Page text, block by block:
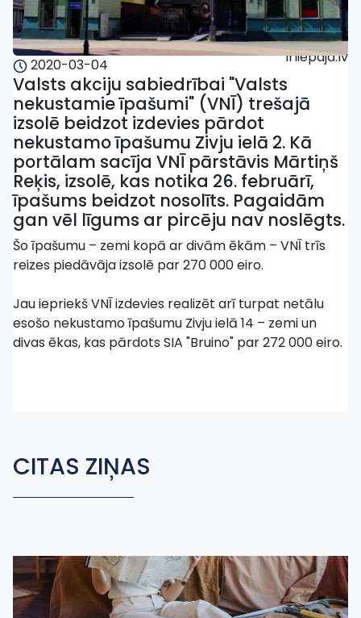
2020-03-04 irliepaja.lv
Valsts akciju sabiedrībai "Valsts
nekustamie īpašumi" (VNĪ) trešajā
izsolē beidzot izdevies pārdot
nekustamo īpašumu Zivju ielā 2. Kā
portālam sacīja VNĪ pārstāvis Mārtiņš
Reķis, izsolē, kas notika 26. februārī,
īpašums beidzot nosolīts. Pagaidām
gan vēl līgums ar pircēju nav noslēgts.
Šo īpašumu – zemi kopā ar divām ēkām – VNĪ trīs
reizes piedāvāja izsolē par 270 000 eiro.
Jau iepriekš VNĪ izdevies realizēt arī turpat netālu
esošo nekustamo īpašumu Zivju ielā 14 – zemi un
divas ēkas, kas pārdots SIA "Bruino" par 272 000 eiro.
CITAS ZIŅAS